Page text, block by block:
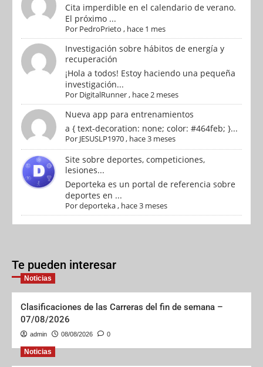
Cita imperdible en el calendario de verano.
El próximo ...
Por PedroPrieto , hace 1 mes
Investigación sobre hábitos de energía y
recuperación
¡Hola a todos! Estoy haciendo una pequeña
investigación...
Por DigitalRunner, hace 2 meses
Nueva app para entrenamientos
a { text-decoration: none; color: #464feb; }...
Por JESUSLP1970, hace 3 meses
Site sobre deportes, competiciones,
lesiones...
Deporteka es un portal de referencia sobre
deportes en ...
Pordeporteka , hace 3 meses
Te pueden interesar
Noticias
Clasificaciones de las Carreras del fin de semana –
07/08/2026
admin 08/08/2026 0
Noticias